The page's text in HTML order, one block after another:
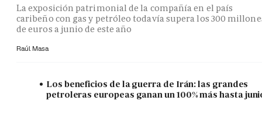
La exposición patrimonial de la compañía en el país
caribeño con gas y petróleo todavía supera los 300
de euros a junio de este año
Raúl Masa
Los beneficios de la guerra de Irán: las grandes
petroleras europeas ganan un 100% más hasta